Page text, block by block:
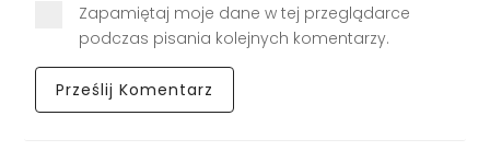
Zapamiętaj moje dane w tej przeglądarce
podczas pisania kolejnych komentarzy.